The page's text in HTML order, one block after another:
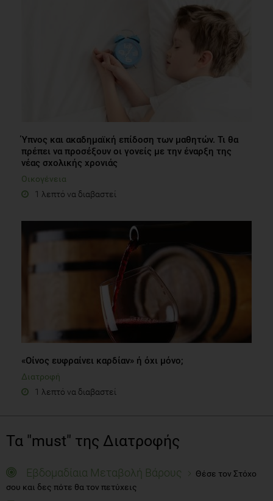
Ύπνος και ακαδημαϊκή επίδοση των μαθητών. Τι θα
πρέπει να προσέξουν οι γονείς με την έναρξη της
νέας σχολικής χρονιάς
Οικογένεια
1 λεπτό να διαβαστεί
«Οίνος ευφραίνει καρδίαν» ή όχι μόνο;
Διατροφή
1 λεπτό να διαβαστεί
Τα "must" της Διατροφής
Εβδομαδίαια Μεταβολή Βάρους
Θέσε τον Στόχο
σου και δες πότε θα τον πετύχεις